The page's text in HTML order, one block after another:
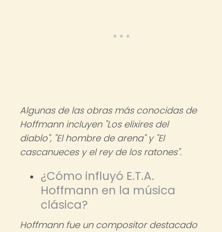
Algunas de las obras más conocidas de
Hoffmann incluyen "Los elixires del
diablo", "El hombre de arena" y "El
cascanueces y el rey de los ratones".
¿Cómo influyó E.T.A.
Hoffmann en la música
clásica?
Hoffmann fue un compositor destacado